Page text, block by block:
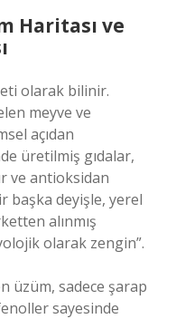
Haritası ve
olarak bilinir.
meyve ve
açıdan
üretilmiş gıdalar,
ve antioksidan
başka deyişle, yerel
alınmış
olarak zengin”.
üzüm, sadece şarap
sayesinde